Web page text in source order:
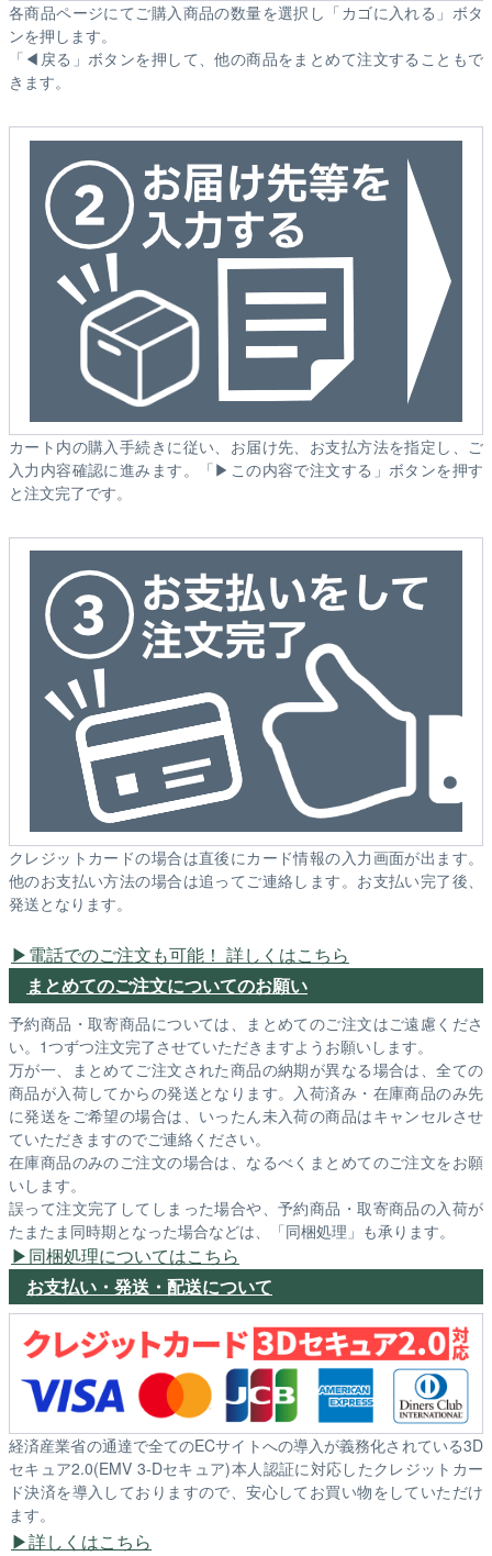
各商品ページにてご購入商品の数量を選択し「カゴに入れる」ボタ
ンを押します。
「◀戻る」ボタンを押して、他の商品をまとめて注文することもで
きます。
カート内の購入手続きに従い、お届け先、お支払方法を指定し、ご
入力内容確認に進みます。「▶この内容で注文する」ボタンを押す
と注文完了です。
クレジットカードの場合は直後にカード情報の入力画面が出ます。
他のお支払い方法の場合は追ってご連絡します。お支払い完了後、
発送となります。
電話でのご注文も可能！ 詳しくはこちら
まとめてのご注文についてのお願い
予約商品・取寄商品については、まとめてのご注文はご遠慮くださ
い。1つずつ注文完了させていただきますようお願いします。
万が一、まとめてご注文された商品の納期が異なる場合は、全ての
商品が入荷してからの発送となります。入荷済み・在庫商品のみ先
に発送をご希望の場合は、いったん未入荷の商品はキャンセルさせ
ていただきますのでご連絡ください。
在庫商品のみのご注文の場合は、なるべくまとめてのご注文をお願
いします。
誤って注文完了してしまった場合や、予約商品・取寄商品の入荷が
たまたま同時期となった場合などは、「同梱処理」も承ります。
同梱処理についてはこちら
お支払い・発送・配送について
経済産業省の通達で全てのECサイトへの導入が義務化されている3D
セキュア2.0(EMV 3-Dセキュア)本人認証に対応したクレジットカー
ド決済を導入しておりますので、安心してお買い物をしていただけ
ます。
詳しくはこちら